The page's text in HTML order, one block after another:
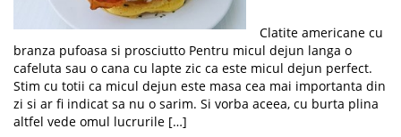
Clatite americane cu
branza pufoasa si prosciutto Pentru micul dejun langa o
cafeluta sau o cana cu lapte zic ca este micul dejun perfect.
Stim cu totii ca micul dejun este masa cea mai importanta din
zi si ar fi indicat sa nu o sarim. Si vorba aceea, cu burta plina
altfel vede omul lucrurile […]